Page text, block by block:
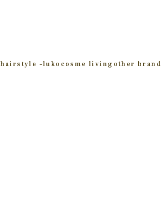
hairstyle –luko cosme living other brand